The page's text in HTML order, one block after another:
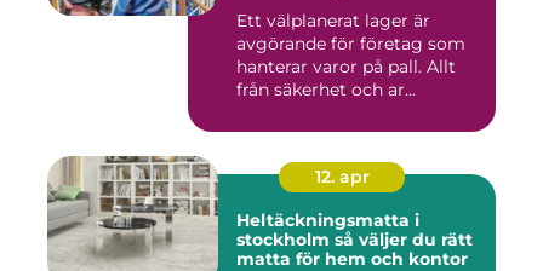
Ett välplanerat lager är
avgörande för företag som
hanterar varor på pall. Allt
från säkerhet och ar...
12. apr
Heltäckningsmatta i
stockholm så väljer du rätt
matta för hem och kontor